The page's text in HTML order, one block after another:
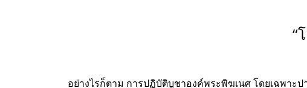
“
อย่างไรก็ตาม การปฏิบัติบูชาองค์พระพิฆเนศ โดยเฉพา